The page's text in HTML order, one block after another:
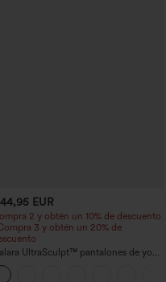
+5
EUR
2 y obtén un 10% de descuento
Compra 3 y obtén un 20% de
UltraSculpt™ pantalones de yoga
de talle alto con control
rayas color block y bolsillos